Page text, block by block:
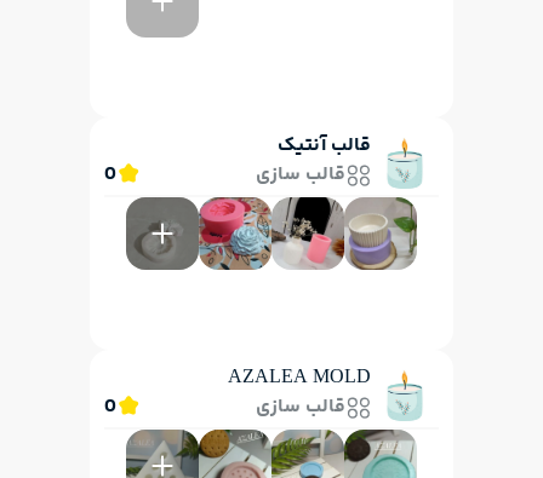
قالب آنتیک
قالب سازی
0
AZALEA MOLD
قالب سازی
0